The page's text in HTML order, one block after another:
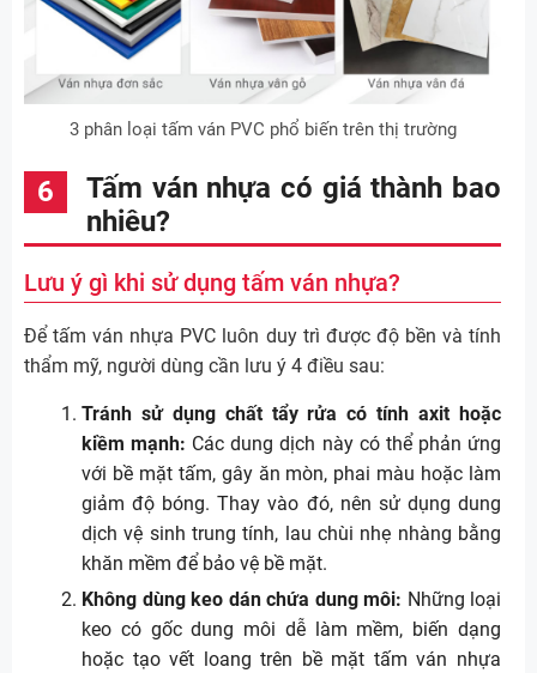
3 phân loại tấm ván PVC phổ biến trên thị trường
Tấm ván nhựa có giá thành bao
nhiêu?
Lưu ý gì khi sử dụng tấm ván nhựa?
Để tấm ván nhựa PVC luôn duy trì được độ bền và tính
thẩm mỹ, người dùng cần lưu ý 4 điều sau:
Tránh sử dụng chất tẩy rửa có tính axit hoặc
kiềm mạnh: Các dung dịch này có thể phản ứng
với bề mặt tấm, gây ăn mòn, phai màu hoặc làm
giảm độ bóng. Thay vào đó, nên sử dụng dung
dịch vệ sinh trung tính, lau chùi nhẹ nhàng bằng
khăn mềm để bảo vệ bề mặt.
Không dùng keo dán chứa dung môi: Những loại
keo có gốc dung môi dễ làm mềm, biến dạng
hoặc tạo vết loang trên bề mặt tấm ván nhựa